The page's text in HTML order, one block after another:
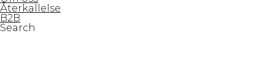
Återkallelse
B2B
Search